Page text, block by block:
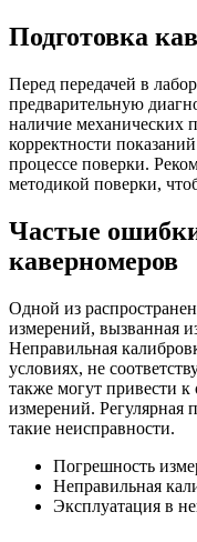
Подготовка
Перед передачей в
предварительную
наличие механических
корректности
процессе поверки.
методикой поверки,
Частые
каверномеров
Одной из
измерений, вызванная
Неправильная
условиях, не
также могут привести к
измерений. Регулярная
такие неисправности.
Погрешность
Неправильная
Эксплуатация в